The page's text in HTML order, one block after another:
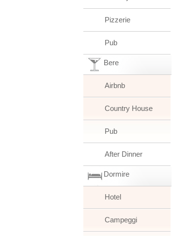
Pizzerie
Pub
Bere
Airbnb
Country House
Pub
After Dinner
Dormire
Hotel
Campeggi